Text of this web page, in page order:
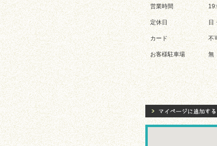
営業時間
定休日 日
カード 不
お客様駐車場 無